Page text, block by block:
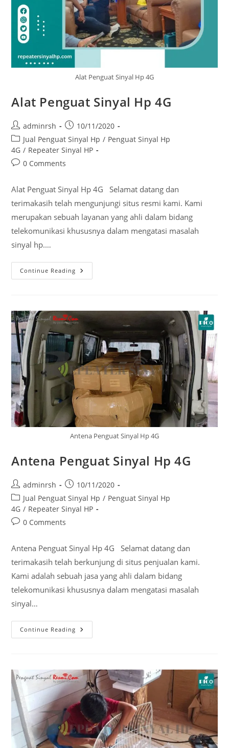
Alat Penguat Sinyal Hp 4G
Alat Penguat Sinyal Hp 4G
Post
author:
adminrsh
Post
published:
10/11/2020
Post
category:
Jual Penguat Sinyal Hp / Penguat Sinyal Hp
4G / Repeater Sinyal HP
Post0 Comments
Alat Penguat Sinyal Hp 4G Selamat datang dan
terimakasih telah mengunjungi situs resmi kami. Kami
merupakan sebuah layanan yang ahli dalam bidang
telekomunikasi khususnya dalam mengatasi masalah
sinyal hp.…
Continue Reading Alat
Penguat
Antena Penguat Sinyal Hp 4G
Antena Penguat Sinyal Hp 4G
Post
author:
adminrsh
Post
published:
10/11/2020
Post
category:
Jual Penguat Sinyal Hp / Penguat Sinyal Hp
4G / Repeater Sinyal HP
Post0 Comments
Antena Penguat Sinyal Hp 4G Selamat datang dan
terimakasih telah berkunjung di situs penjualan kami.
Kami adalah sebuah jasa yang ahli dalam bidang
telekomunikasi khususnya dalam mengatasi masalah
sinyal…
Continue Reading Antena
Penguat